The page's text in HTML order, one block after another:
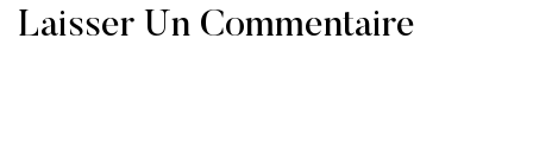
Laisser Un Commentaire